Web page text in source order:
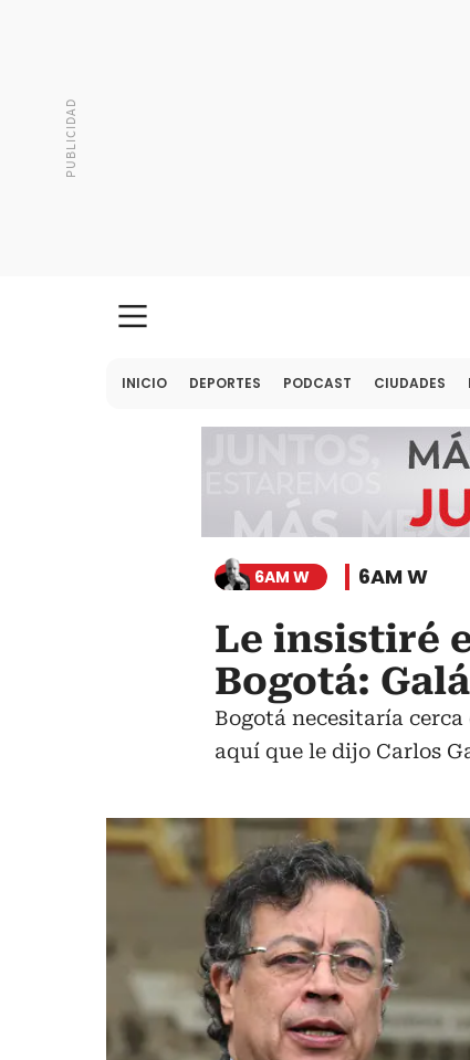
INICIO DEPORTES PODCAST CIUDADES
6AM W 6AM W
Le insistiré
Bogotá:
Bogotá necesitaría
aquí que le dijo Carlos